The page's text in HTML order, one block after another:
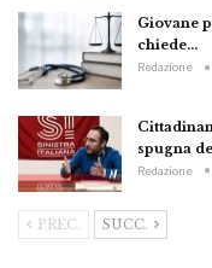
Giovane
chiede…
Redazione
spugna
Redazione
PREC. SUCC.